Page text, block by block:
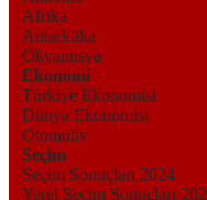
Afrika
Antarktika
Okyanusya
Ekonomi
Türkiye Ekonomisi
Dünya Ekonomisi
Otomotiv
Seçim
Seçim Sonuçları 2024
Yerel Seçim Sonuçları